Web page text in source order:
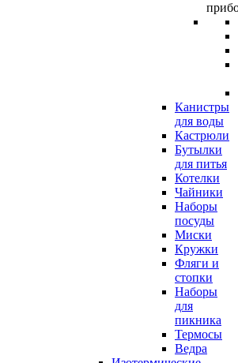
Канистры
для воды
Кастрюли
Бутылки
для питья
Котелки
Чайники
Наборы
посуды
Миски
Кружки
Фляги и
стопки
Наборы
для
пикника
Термосы
Ведра